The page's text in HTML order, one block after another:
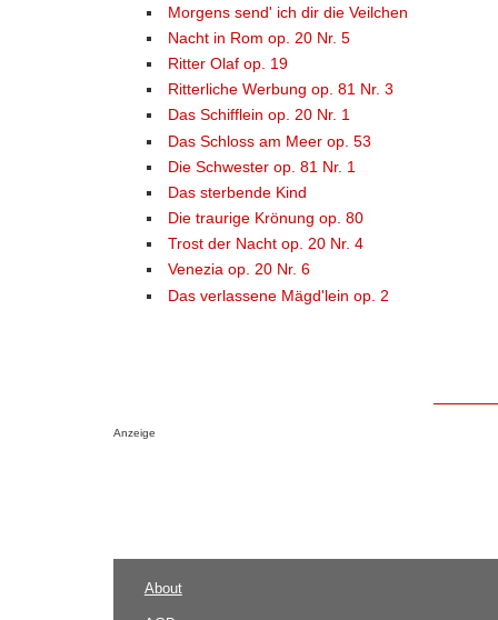
Morgens send' ich dir die Veilchen
Nacht in Rom op. 20 Nr. 5
Ritter Olaf op. 19
Ritterliche Werbung op. 81 Nr. 3
Das Schifflein op. 20 Nr. 1
Das Schloss am Meer op. 53
Die Schwester op. 81 Nr. 1
Das sterbende Kind
Die traurige Krönung op. 80
Trost der Nacht op. 20 Nr. 4
Venezia op. 20 Nr. 6
Das verlassene Mägd'lein op. 2
Anzeige
About